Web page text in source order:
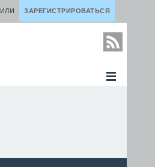
ЗАРЕГИСТРИРОВАТЬСЯ
ИЛИ